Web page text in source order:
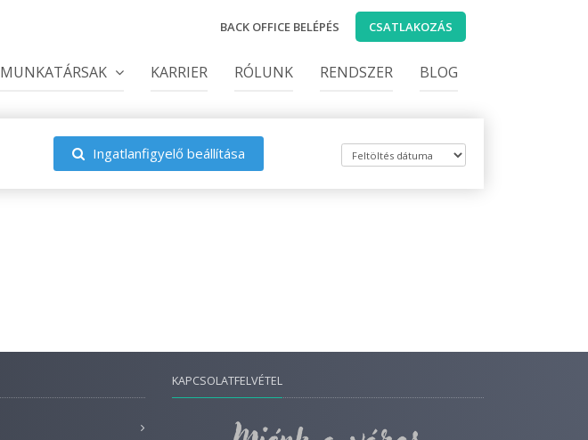
BACK OFFICE BELÉPÉS CSATLAKOZÁS
MUNKATÁRSAK KARRIER RÓLUNK RENDSZER BLOG
Ingatlanfigyelő beállítása
KAPCSOLATFELVÉTEL